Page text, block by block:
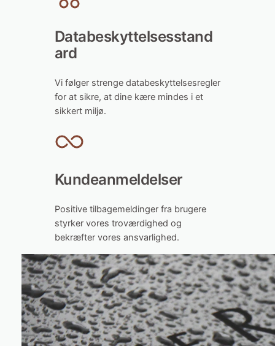
Databeskyttelsesstand
ard
Vi følger strenge databeskyttelsesregler
for at sikre, at dine kære mindes i et
sikkert miljø.
Kundeanmeldelser
Positive tilbagemeldinger fra brugere
styrker vores troværdighed og
bekræfter vores ansvarlighed.